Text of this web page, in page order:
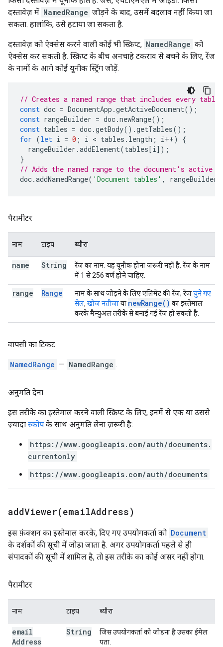
दस्तावेज़ में NamedRange जोड़ने के बाद, उसमें बदलाव नहीं किया जा
सकता. हालांकि, उसे हटाया जा सकता है.
दस्तावेज़ को ऐक्सेस करने वाली कोई भी स्क्रिप्ट, NamedRange को
ऐक्सेस कर सकती है. स्क्रिप्ट के बीच अनचाहे टकराव से बचने के लिए, रेंज
के नामों के आगे कोई यूनीक स्ट्रिंग जोड़ें.
// Creates a named range that includes every
const doc = DocumentApp .getActiveDocument();
const rangeBuilder = doc.newRange();
const tables = doc.getBody().getTables();
for (let i = 0 ; i < tables . length ; i++)
{
rangeBuilder .addElement(tables[i]);
}
// Adds the named range to the document's active
doc.addNamedRange( 'Document tables' , rangeBuilder
पैरामीटर
नाम टाइप ब्यौरा
name String
रेंज का नाम. यह यूनीक होना ज़रूरी नहीं है. रेंज के नाम
में 1 से 256 वर्ण होने चाहिए.
range Range नाम के साथ जोड़ने के लिए एलिमेंट की रेंज; रेंजचुने गए
सेल, खोज नतीजाया newRange( ) का इस्तेमाल
करके मैन्युअल तरीके से बनाई गई रेंज हो सकती है.
वापसी का टिकट
NamedRange — NamedRange .
अनुमति देना
इस तरीके का इस्तेमाल करने वाली स्क्रिप्ट के लिए, इनमें से एक या उससे
ज़्यादा स्कोप के साथ अनुमति लेना ज़रूरी है:
https://www.googleapis.com/auth/documents.
currentonly
https://www.googleapis.com/auth/documents
addViewer(emailAddress)
इस फ़ंक्शन का इस्तेमाल करके, दिए गए उपयोगकर्ता को Document
के दर्शकों की सूची में जोड़ा जाता है. अगर उपयोगकर्ता पहले से ही
संपादकों की सूची में शामिल है, तो इस तरीके का कोई असर नहीं होगा.
पैरामीटर
नाम टाइप ब्यौरा
email
Address
String
जिस उपयोगकर्ता को जोड़ना है उसका ईमेल
पता.